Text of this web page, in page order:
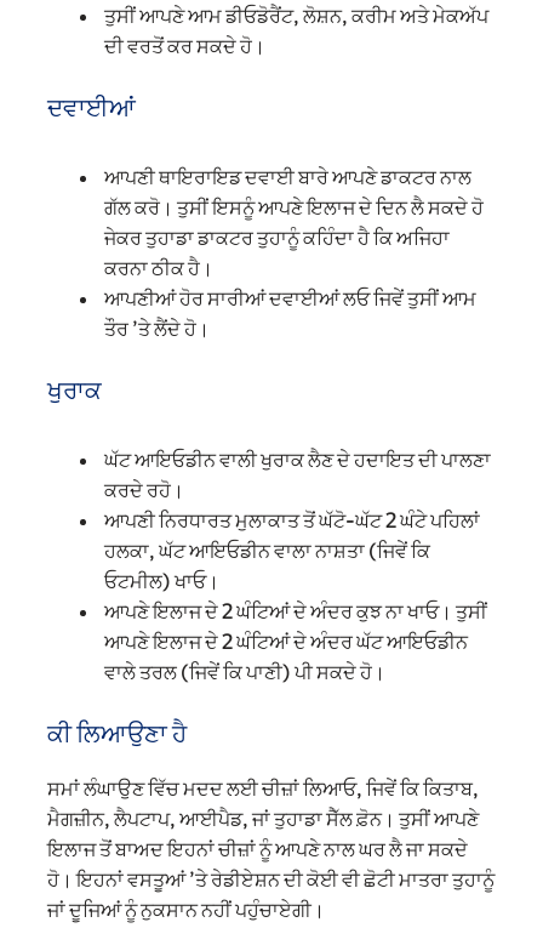
ਤੁਸੀਂ ਆਪਣੇ ਆਮ ਡੀਓਡੋਰੈਂਟ, ਲੋਸ਼ਨ, ਕਰੀਮ ਅਤੇ ਮੇਕਅੱਪ
ਦੀ ਵਰਤੋਂ ਕਰ ਸਕਦੇ ਹੋ।
ਦਵਾਈਆਂ
ਆਪਣੀ ਥਾਇਰਾਇਡ ਦਵਾਈ ਬਾਰੇ ਆਪਣੇ ਡਾਕਟਰ ਨਾਲ
ਗੱਲ ਕਰੋ। ਤੁਸੀਂ ਇਸਨੂੰ ਆਪਣੇ ਇਲਾਜ ਦੇ ਦਿਨ ਲੈ ਸਕਦੇ ਹੋ
ਜੇਕਰ ਤੁਹਾਡਾ ਡਾਕਟਰ ਤੁਹਾਨੂੰ ਕਹਿੰਦਾ ਹੈ ਕਿ ਅਜਿਹਾ
ਕਰਨਾ ਠੀਕ ਹੈ।
ਆਪਣੀਆਂ ਹੋਰ ਸਾਰੀਆਂ ਦਵਾਈਆਂ ਲਓ ਜਿਵੇਂ ਤੁਸੀਂ ਆਮ
ਤੌਰ ’ਤੇ ਲੈਂਦੇ ਹੋ।
ਖੁਰਾਕ
ਘੱਟ ਆਇਓਡੀਨ ਵਾਲੀ ਖੁਰਾਕ ਲੈਣ ਦੇ ਹਦਾਇਤ ਦੀ ਪਾਲਣਾ
ਕਰਦੇ ਰਹੋ।
ਆਪਣੀ ਨਿਰਧਾਰਤ ਮੁਲਾਕਾਤ ਤੋਂ ਘੱਟੋ-ਘੱਟ 2 ਘੰਟੇ ਪਹਿਲਾਂ
ਹਲਕਾ, ਘੱਟ ਆਇਓਡੀਨ ਵਾਲਾ ਨਾਸ਼ਤਾ (ਜਿਵੇਂ ਕਿ
ਓਟਮੀਲ) ਖਾਓ।
ਆਪਣੇ ਇਲਾਜ ਦੇ 2 ਘੰਟਿਆਂ ਦੇ ਅੰਦਰ ਕੁਝ ਨਾ ਖਾਓ। ਤੁਸੀਂ
ਆਪਣੇ ਇਲਾਜ ਦੇ 2 ਘੰਟਿਆਂ ਦੇ ਅੰਦਰ ਘੱਟ ਆਇਓਡੀਨ
ਵਾਲੇ ਤਰਲ (ਜਿਵੇਂ ਕਿ ਪਾਣੀ) ਪੀ ਸਕਦੇ ਹੋ।
ਕੀ ਲਿਆਉਣਾ ਹੈ
ਸਮਾਂ ਲੰਘਾਉਣ ਵਿੱਚ ਮਦਦ ਲਈ ਚੀਜ਼ਾਂ ਲਿਆਓ, ਜਿਵੇਂ ਕਿ ਕਿਤਾਬ,
ਮੈਗਜ਼ੀਨ, ਲੈਪਟਾਪ, ਆਈਪੈਡ, ਜਾਂ ਤੁਹਾਡਾ ਸੈੱਲ ਫ਼ੋਨ। ਤੁਸੀਂ ਆਪਣੇ
ਇਲਾਜ ਤੋਂ ਬਾਅਦ ਇਹਨਾਂ ਚੀਜ਼ਾਂ ਨੂੰ ਆਪਣੇ ਨਾਲ ਘਰ ਲੈ ਜਾ ਸਕਦੇ
ਹੋ। ਇਹਨਾਂ ਵਸਤੂਆਂ ’ਤੇ ਰੇਡੀਏਸ਼ਨ ਦੀ ਕੋਈ ਵੀ ਛੋਟੀ ਮਾਤਰਾ ਤੁਹਾਨੂੰ
ਜਾਂ ਦੂਜਿਆਂ ਨੂੰ ਨੁਕਸਾਨ ਨਹੀਂ ਪਹੁੰਚਾਏਗੀ।